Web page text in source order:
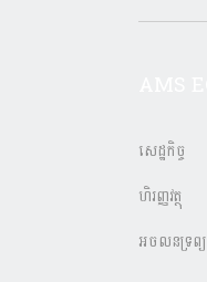
សេដ្ឋកិច្ច
ហិរញ្ញវត្ថុ
អចលនទ្រព្យ